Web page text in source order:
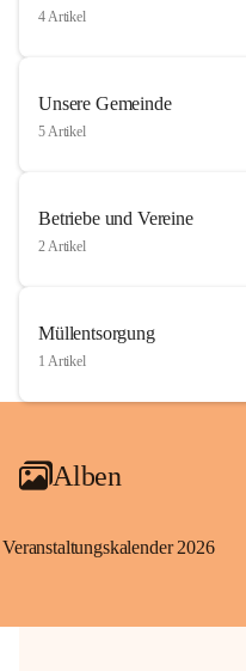
4 Artikel
Unsere Gemeinde
5 Artikel
Betriebe und Vereine
2 Artikel
Müllentsorgung
1 Artikel
Alben
Veranstaltungskalender 2026